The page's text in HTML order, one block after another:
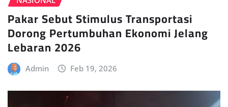
Pakar Sebut Stimulus Transportasi
Dorong Pertumbuhan Ekonomi Jelang
Lebaran 2026
Admin Feb 19, 2026